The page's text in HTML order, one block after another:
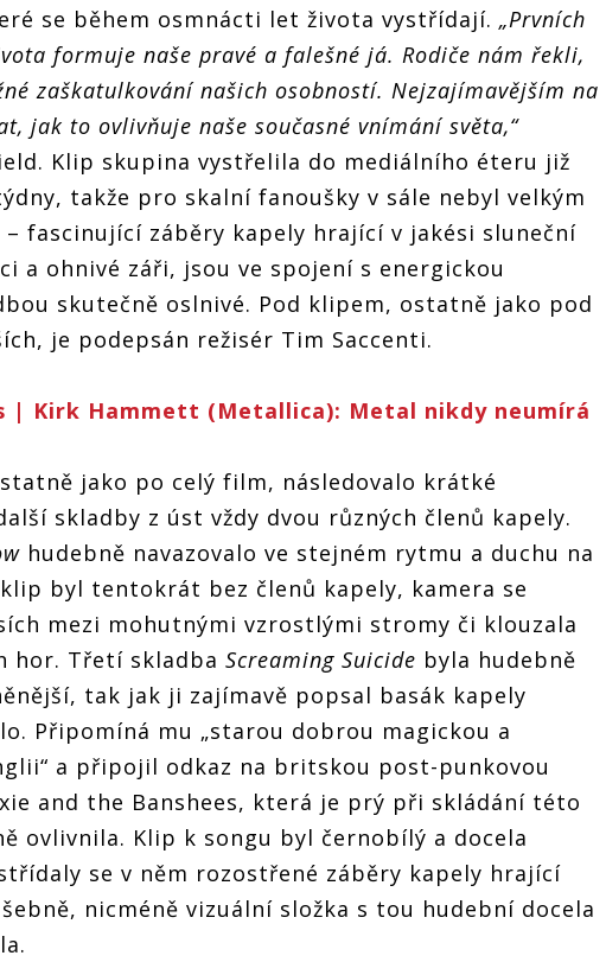
se během osmnácti let života vystřídají. „Prvních
formuje naše pravé a falešné já. Rodiče nám řekli,
zaškatulkování našich osobností. Nejzajímavějším na
jak to ovlivňuje naše současné vnímání světa,“
Klip skupina vystřelila do mediálního éteru již
takže pro skalní fanoušky v sále nebyl velkým
– fascinující záběry kapely hrající v jakési sluneční
a ohnivé záři, jsou ve spojení s energickou
skutečně oslnivé. Pod klipem, ostatně jako pod
je podepsán režisér Tim Saccenti.
| Kirk Hammett (Metallica): Metal nikdy neumírá
jako po celý film, následovalo krátké
skladby z úst vždy dvou různých členů kapely.
hudebně navazovalo ve stejném rytmu a duchu na
byl tentokrát bez členů kapely, kamera se
mezi mohutnými vzrostlými stromy či klouzala
hor. Třetí skladba Screaming Suicide byla hudebně
tak jak ji zajímavě popsal basák kapely
Připomíná mu „starou dobrou magickou a
a připojil odkaz na britskou post-punkovou
and the Banshees, která je prý při skládání této
ovlivnila. Klip k songu byl černobílý a docela
se v něm rozostřené záběry kapely hrající
nicméně vizuální složka s tou hudební docela